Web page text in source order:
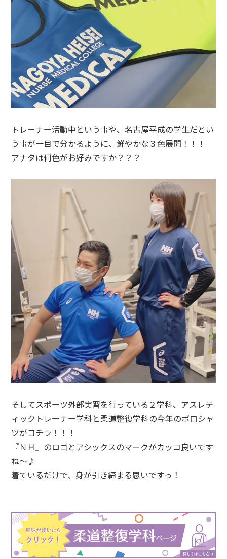
トレーナー活動中という事や、名古屋平成の学生だとい
う事が一目で分かるように、鮮やかな３色展開！！！
アナタは何色がお好みですか？？？
そしてスポーツ外部実習を行っている２学科、アスレテ
ィックトレーナー学科と柔道整復学科の今年のポロシャ
ツがコチラ！！！
『ＮＨ』のロゴとアシックスのマークがカッコ良いです
ね～♪
着ているだけで、身が引き締まる思いですっ！